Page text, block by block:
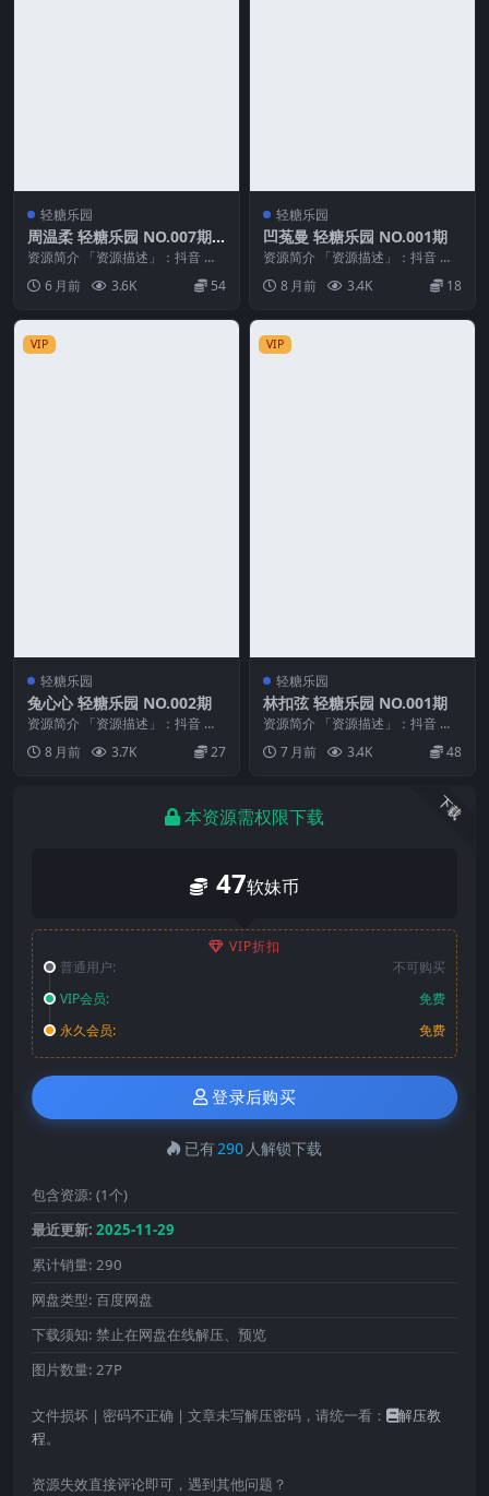
轻糖乐园
周温柔 轻糖乐园 NO.007期
最新至：2026.1.17
资源简介 「资源描述」：抖音 周
温柔 轻糖乐园 NO.007期 【18P】
最新至...
6 月前 3.6K 54
轻糖乐园
凹菟曼 轻糖乐园 NO.001期
资源简介 「资源描述」：抖音 凹
菟曼 轻糖乐园 NO.001期 【42P】
「资...8 月前 3.4K 18
VIP
轻糖乐园
兔心心 轻糖乐园 NO.002期
资源简介 「资源描述」：抖音 兔
心心 轻糖乐园 NO.002期 【52P】
「资...8 月前 3.7K 27
VIP
轻糖乐园
林扣弦 轻糖乐园 NO.001期
资源简介 「资源描述」：抖音 林
扣弦 轻糖乐园 NO.001期 【30P】
「资...7 月前 3.4K 48
下载
本资源需权限下载
47软妹币
VIP折扣
普通用户:
不可购买
VIP会员:
免费
永久会员:
免费
登录后购买
已有290 人解锁下载
包含资源: (1个)
最近更新: 2025-11-29
累计销量: 290
网盘类型: 百度网盘
下载须知: 禁止在网盘在线解压、预览
图片数量: 27P
文件损坏 | 密码不正确 | 文章未写解压密码，请统一看：
解压教
程。
资源失效直接评论即可，遇到其他问题？